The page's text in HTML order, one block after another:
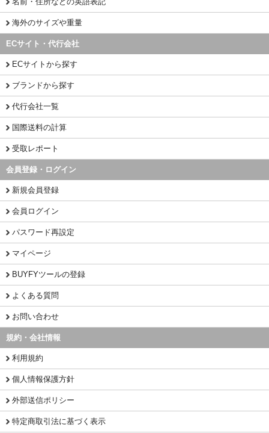
海外のサイズや重量
ECサイト・代行会社
ECサイトから探す
ブランドから探す
代行会社一覧
国際送料の計算
受取レポート
会員登録・ログイン
新規会員登録
会員ログイン
パスワード再設定
マイページ
BUYFYツールの登録
よくある質問
お問い合わせ
規約・会社情報
利用規約
個人情報保護方針
外部送信ポリシー
特定商取引法に基づく表示